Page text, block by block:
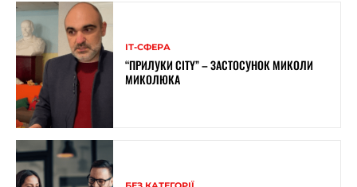
ІТ-СФЕРА
“ПРИЛУКИ CITY” – ЗАСТОСУНОК МИКОЛИ
МИКОЛЮКА